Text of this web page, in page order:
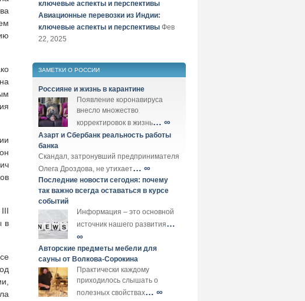
в
Авиационные перевозки из Индии:
ключевые аспекты и перспективы Фев
22, 2025
ЗАМЕТКИ О РОССИИ
Россияне и жизнь в карантине
Появление коронавируса
внесло множество
корректировок в жизнь… ∞
Азарт и Сбербанк реальность работы
банка
Скандал, затронувший предпринимателя
Олега Дроздова, не утихает… ∞
Последние новости сегодня: почему
так важно всегда оставаться в курсе
событий
Информация – это основной
источник нашего развития…
∞
Авторские предметы мебели для
сауны от Волкова-Сорокина
Практически каждому
приходилось слышать о
полезных свойствах… ∞